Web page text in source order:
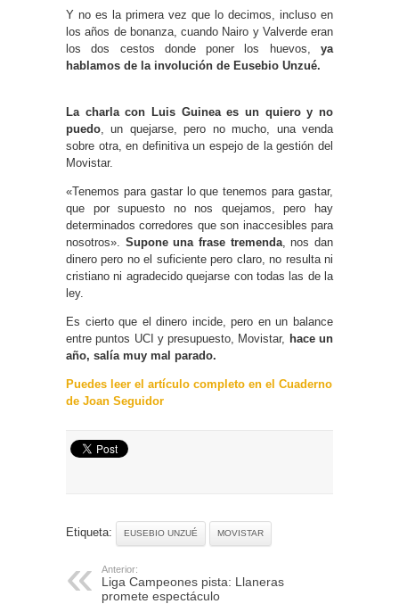
Y no es la primera vez que lo decimos, incluso en
los años de bonanza, cuando Nairo y Valverde eran
los dos cestos donde poner los huevos, ya
hablamos de la involución de Eusebio Unzué.
La charla con Luis Guinea es un quiero y no
puedo , un quejarse, pero no mucho, una venda
sobre otra, en definitiva un espejo de la gestión del
Movistar.
«Tenemos para gastar lo que tenemos para gastar,
que por supuesto no nos quejamos, pero hay
determinados corredores que son inaccesibles para
nosotros». Supone una frase tremenda, nos dan
dinero pero no el suficiente pero claro, no resulta ni
cristiano ni agradecido quejarse con todas las de la
ley.
Es cierto que el dinero incide, pero en un balance
entre puntos UCI y presupuesto, Movistar,
hace un
año, salía muy mal parado.
Puedes leer el artículo completo en el Cuaderno
de Joan Seguidor
Etiqueta: EUSEBIO UNZUÉ MOVISTAR
Anterior:
Liga Campeones pista: Llaneras
promete espectáculo